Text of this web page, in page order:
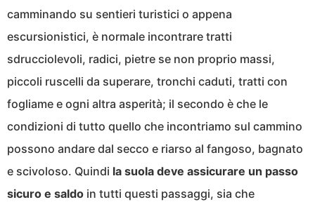
camminando su sentieri turistici o appena
escursionistici, è normale incontrare tratti
sdrucciolevoli, radici, pietre se non proprio massi,
piccoli ruscelli da superare, tronchi caduti, tratti con
fogliame e ogni altra asperità; il secondo è che le
condizioni di tutto quello che incontriamo sul cammino
possono andare dal secco e riarso al fangoso, bagnato
e scivoloso. Quindi la suola deve assicurare un passo
sicuro e saldo in tutti questi passaggi, sia che